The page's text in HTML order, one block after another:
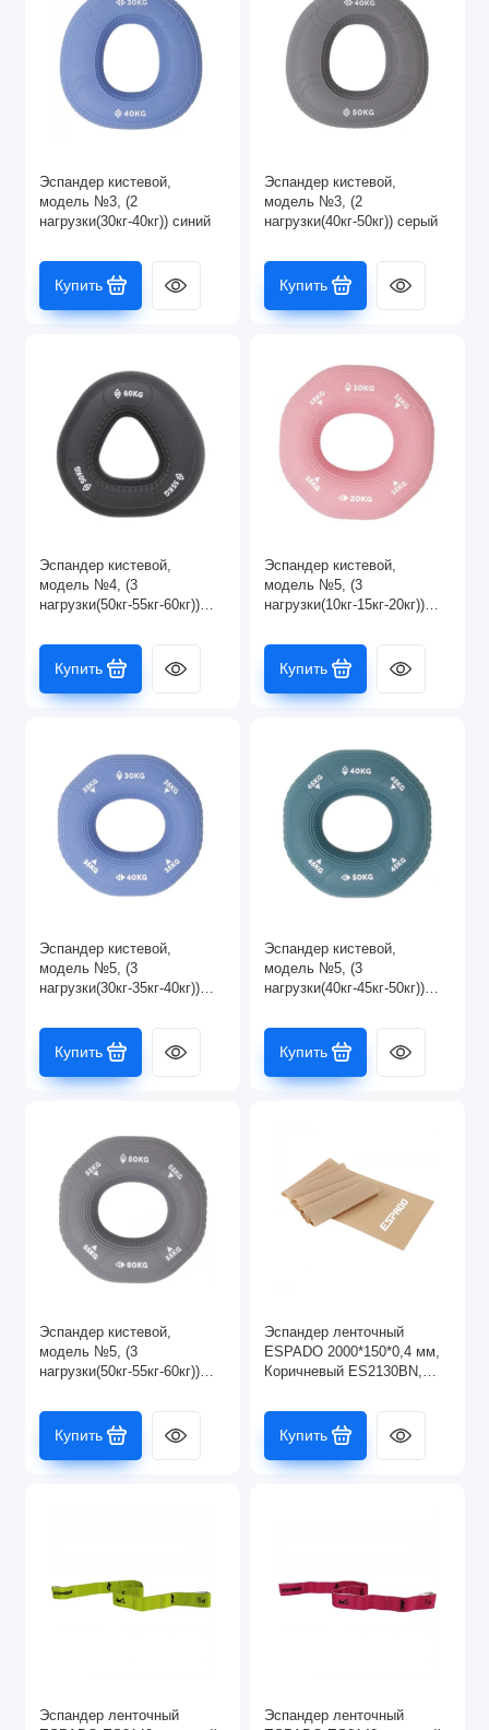
Эспандер кистевой,
модель №3, (2
нагрузки(30кг-40кг)) синий
Купить
Эспандер кистевой,
модель №3, (2
нагрузки(40кг-50кг)) серый
Купить
Эспандер кистевой,
модель №4, (3
нагрузки(50кг-55кг-60кг))
Купить
Эспандер кистевой,
модель №5, (3
нагрузки(10кг-15кг-20кг))
Купить
Эспандер кистевой,
модель №5, (3
нагрузки(30кг-35кг-40кг))
Купить
Эспандер кистевой,
модель №5, (3
нагрузки(40кг-45кг-50кг))
Купить
Эспандер кистевой,
модель №5, (3
нагрузки(50кг-55кг-60кг))
Купить
Эспандер ленточный
ESPADO 2000*150*0,4 мм,
Коричневый ES2130BN,
Купить
Эспандер ленточный
Эспандер ленточный